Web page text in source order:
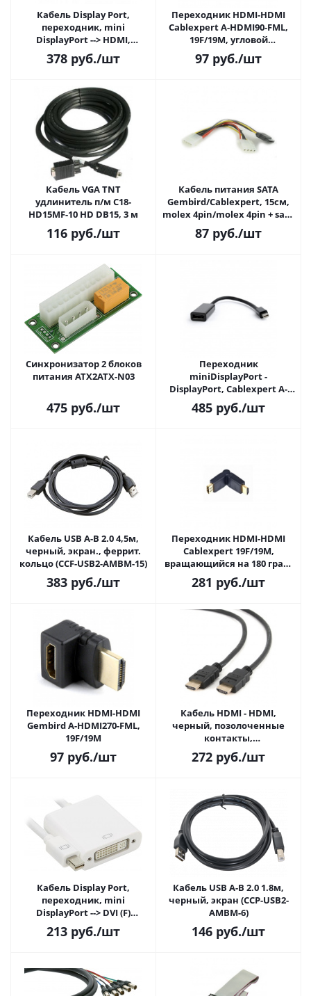
Кабель Display Port,
переходник, mini
DisplayPort --> HDMI,
Telecom (TA6055)
378 руб./шт
Переходник HDMI-HDMI
Cablexpert A-HDMI90-FML,
19F/19M, угловой
соединитель 90 градусов,
золотые разъемы
97 руб./шт
Кабель VGA TNT
удлинитель п/м C18-
HD15MF-10 HD DB15, 3 м
116 руб./шт
Кабель питания SATA
Gembird/Cablexpert, 15см,
molex 4pin/molex 4pin + sata
15pin, на 2 устр.
87 руб./шт
Синхронизатор 2 блоков
питания ATX2ATX-N03
475 руб./шт
Переходник
miniDisplayPort -
DisplayPort, Cablexpert A-
mDPM-DPF-001, 20M/20F,
длина 10см, черный
485 руб./шт
Кабель USB A-B 2.0 4,5м,
черный, экран., феррит.
кольцо (CCF-USB2-AMBM-15)
383 руб./шт
Переходник HDMI-HDMI
Cablexpert 19F/19M,
вращающийся на 180 град,
золотые разъемы
281 руб./шт
Переходник HDMI-HDMI
Gembird A-HDMI270-FML,
19F/19M
97 руб./шт
Кабель HDMI - HDMI,
черный, позолоченные
контакты,
экранированный, 1.8м, v1.4,
19M/19M (CC-HDMI4-6)
272 руб./шт
Кабель Display Port,
переходник, mini
DisplayPort --> DVI (F)
Telecom (TA6050)
213 руб./шт
Кабель USB A-B 2.0 1.8м,
черный, экран (CCP-USB2-
AMBM-6)
146 руб./шт